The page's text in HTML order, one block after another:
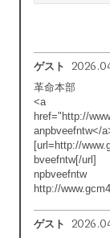
ゲスト
革命本部
<a
href="http://
anpbveefntw</
[url=http://
bveefntw[/url]
npbveefntw
http://
ゲスト